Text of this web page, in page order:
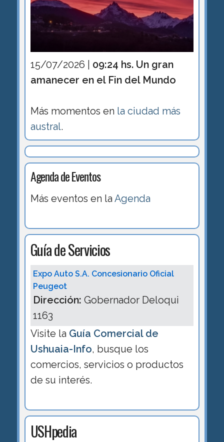
15/07/2026 | 09:24 hs. Un gran
amanecer en el Fin del Mundo
Más momentos en la ciudad más
austral.
Agenda de Eventos
Más eventos en la Agenda
Guía de Servicios
Expo Auto S.A. Concesionario Oficial
Peugeot
Dirección: Gobernador Deloqui
1163
Visite la Guía Comercial de
Ushuaia-Info, busque los
comercios, servicios o productos
de su interés.
USHpedia